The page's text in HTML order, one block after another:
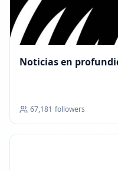
Noticias en
67,181 followers